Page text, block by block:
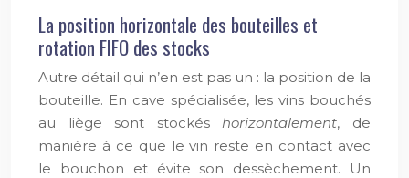
La position horizontale des bouteilles et
rotation FIFO des stocks
Autre détail qui n’en est pas un : la position de la
bouteille. En cave spécialisée, les vins bouchés
au liège sont stockéshorizontalement, de
manière à ce que le vin reste en contact avec
le bouchon et évite son dessèchement. Un